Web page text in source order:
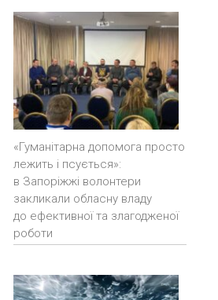
«Гуманітарна допомога просто
лежить і псується»:
в Запоріжжі волонтери
закликали обласну владу
до ефективної та злагодженої
роботи